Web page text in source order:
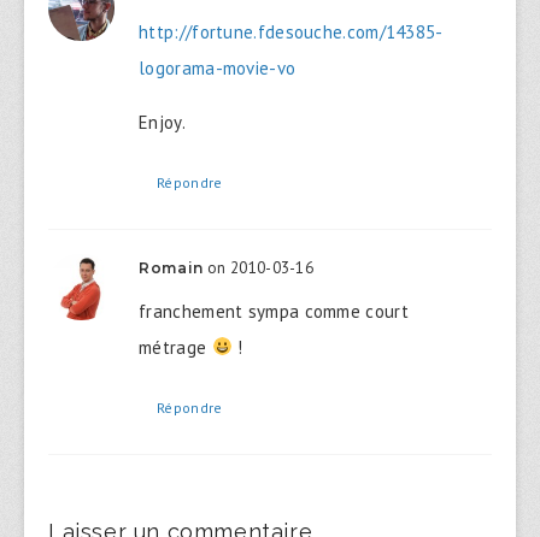
http://fortune.fdesouche.com/14385-
logorama-movie-vo
Enjoy.
Répondre
Romain on 2010-03-16
franchement sympa comme court
métrage
!
Répondre
Laisser un commentaire